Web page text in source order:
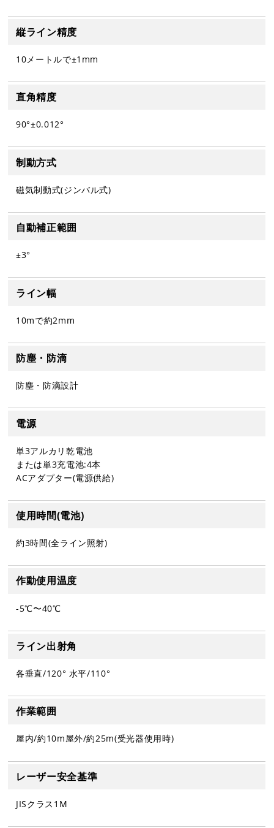
縦ライン精度
10メートルで±1mm
直角精度
90°±0.012°
制動方式
磁気制動式(ジンバル式)
自動補正範囲
±3°
ライン幅
10mで約2mm
防塵・防滴
防塵・防滴設計
電源
単3アルカリ乾電池
または単3充電池:4本
ACアダプター(電源供給)
使用時間(電池)
約3時間(全ライン照射)
作動使用温度
-5℃〜40℃
ライン出射角
各垂直/120° 水平/110°
作業範囲
屋内/約10m屋外/約25m(受光器使用時)
レーザー安全基準
JISクラス1M